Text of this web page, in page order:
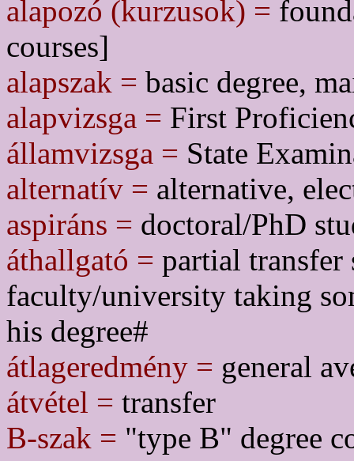
alapozó (kurzusok) =
courses]
alapszak = basic degree,
alapvizsga = First
államvizsga = State
alternatív = alternative,
aspiráns = doctoral/PhD
áthallgató = partial transfer
faculty/university taking
his degree#
átlageredmény = general
átvétel = transfer
B-szak = "type B" degree